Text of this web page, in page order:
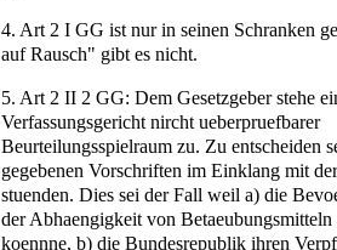
4. Art 2 I GG ist nur in seinen Schranken
auf Rausch" gibt es nicht.
5. Art 2 II 2 GG: Dem Gesetzgeber stehe
Verfassungsgericht nircht ueberpruefbarer
Beurteilungsspielraum zu. Zu entscheiden
gegebenen Vorschriften im Einklang mit
stuenden. Dies sei der Fall weil a) die
der Abhaengigkeit von Betaeubungsmitteln
koennne, b) die Bundesrepublik ihren